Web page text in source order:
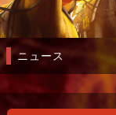
ニュース